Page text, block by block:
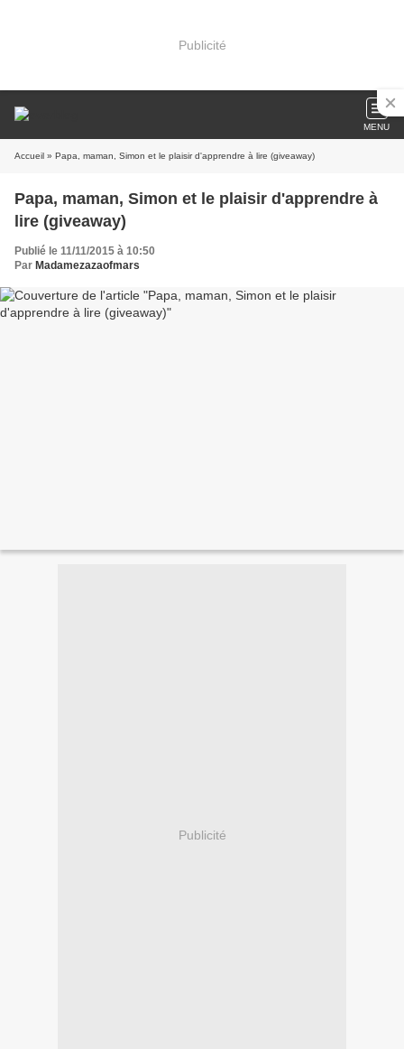
Publicité
MENU
Accueil » Papa, maman, Simon et le plaisir d'apprendre à lire (giveaway)
Papa, maman, Simon et le plaisir d'apprendre à
lire (giveaway)
Publié le 11/11/2015 à 10:50
Par Madamezazaofmars
Publicité